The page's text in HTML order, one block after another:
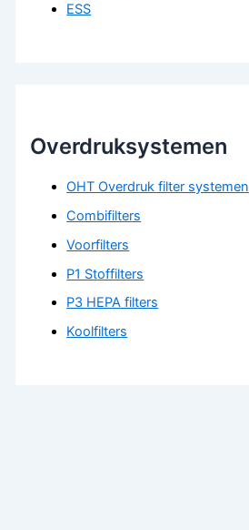
ESS
Overdruksystemen
OHT Overdruk filter systemen
Combifilters
Voorfilters
P1 Stoffilters
P3 HEPA filters
Koolfilters